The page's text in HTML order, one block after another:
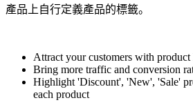
產品上自行定義產品的標籤。
Attract your customers with product
Bring more traffic and conversion
Highlight 'Discount', 'New', 'Sale'
each product